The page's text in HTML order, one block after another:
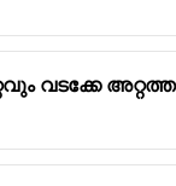
വടക്കേ